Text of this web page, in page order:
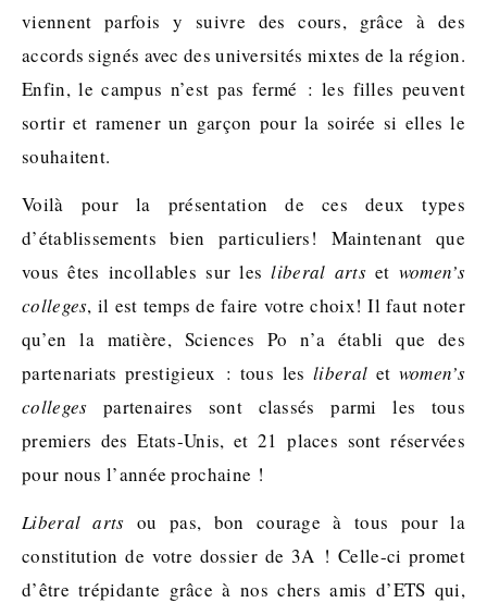
viennent parfois y suivre des cours, grâce à des
accords signés avec des universités mixtes de la région.
Enfin, le campus n’est pas fermé : les filles peuvent
sortir et ramener un garçon pour la soirée si elles le
souhaitent.
Voilà pour la présentation de ces deux types
d’établissements bien particuliers! Maintenant que
vous êtes incollables sur lesliberal artset women’s
colleges, il est temps de faire votre choix! Il faut noter
qu’en la matière, Sciences Po n’a établi que des
partenariats prestigieux : tous lesliberal et women’s
colleges partenaires sont classés parmi les tous
premiers des Etats-Unis, et 21 places sont réservées
pour nous l’année prochaine !
Liberal arts ou pas, bon courage à tous pour la
constitution de votre dossier de 3A ! Celle-ci promet
d’être trépidante grâce à nos chers amis d’ETS qui,